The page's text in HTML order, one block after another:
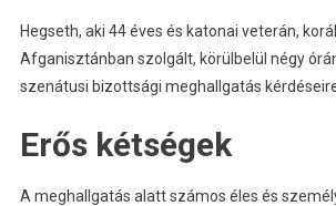
Hegseth, aki 44 éves és katonai veterán,
Afganisztánban szolgált, körülbelül négy
szenátusi bizottsági meghallgatás
Erős kétségek
A meghallgatás alatt számos éles és